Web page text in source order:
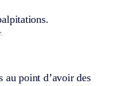
au point d’avoir des